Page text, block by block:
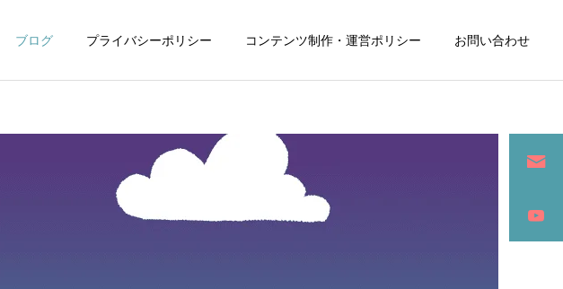
ブログ プライバシーポリシー コンテンツ制作・運営ポリシー お問い合わせ
詳細を見る
グラフィックデザイン SEO / セールスライティング